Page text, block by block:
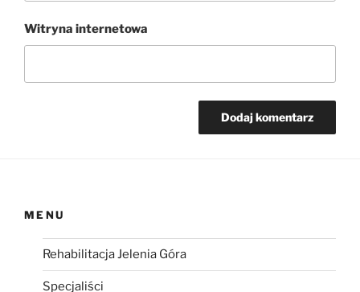
Witryna internetowa
MENU
Rehabilitacja Jelenia Góra
Specjaliści